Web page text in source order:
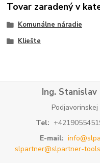
Tovar zaradený v
Komunálne náradie
Kliešte
Ing.
Tel:
E-mail:
slpartner@slpartner-